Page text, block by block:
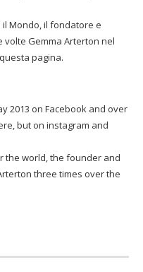
Mondo, il fondatore e
Gemma Arterton nel
pagina.
2013 on Facebook and over
but on instagram and
the world, the founder and
three times over the